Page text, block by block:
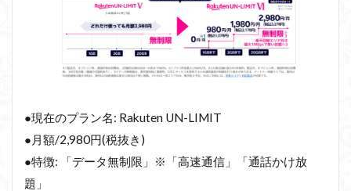
●現在のプラン名: Rakuten UN-LIMIT
●月額/2,980円(税抜き)
●特徴: 「データ無制限」※「高速通信」「通話かけ放
題」